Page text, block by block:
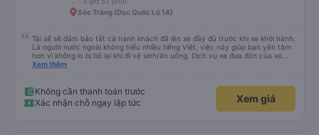
Sóc Trăng (Dọc Quốc Lộ 1A)
Tài xế sẽ đảm bảo tất cả hành khách đã lên xe đầy đủ trước khi xe khởi hành.
Là người nước ngoài không hiểu nhiều tiếng Việt, việc này giúp bạn yên tâm
hơn vì không lo bị bỏ lại khi đi vệ sinh/ăn uống. Dịch vụ xe đưa đón của xe
buýt Hảo cũng là một điểm cộng, đưa bạn từ bến xe đến chỗ ở MIỄN PHÍ!
Xem thêm
Không cần thanh toán trước
Xác nhận chỗ ngay lập tức
Xem giá